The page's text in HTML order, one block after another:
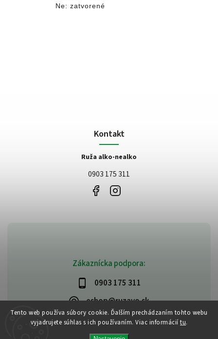
Tento web používa súbory cookie. Ďalším prechádzaním tohto webu
vyjadrujete súhlas s ich používaním. Viac informácií tu.
Zákaznícka podpora:
0903 175 311
eshop@ruzavo.sk
Ne: zatvorené
Kontakt
Ruža alko-nealko
0903 175 311